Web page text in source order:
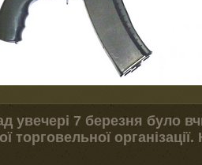
увечері 7 березня було
торговельної